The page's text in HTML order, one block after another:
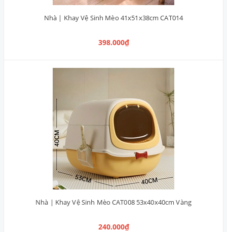
Nhà | Khay Vệ Sinh Mèo 41x51x38cm CAT014
398.000₫
Nhà | Khay Vệ Sinh Mèo CAT008 53x40x40cm Vàng
240.000₫